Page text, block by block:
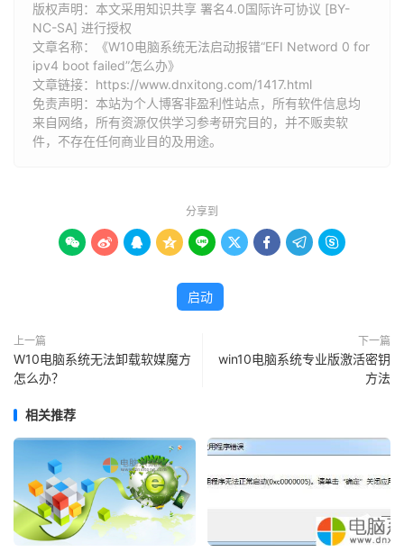
版权声明：本文采用知识共享 署名4.0国际许可协议 [BY-
NC-SA] 进行授权
文章名称：《W10电脑系统无法启动报错“EFI Netword 0 for
ipv4 boot failed”怎么办》
文章链接： https://www.dnxitong.com/1417.html
免责声明：本站为个人博客非盈利性站点，所有软件信息均
来自网络，所有资源仅供学习参考研究目的，并不贩卖软
件，不存在任何商业目的及用途。
分享到
        
启动
上一篇
W10电脑系统无法卸载软媒魔方
怎么办？
下一篇
win10电脑系统专业版激活密钥
方法
相关推荐